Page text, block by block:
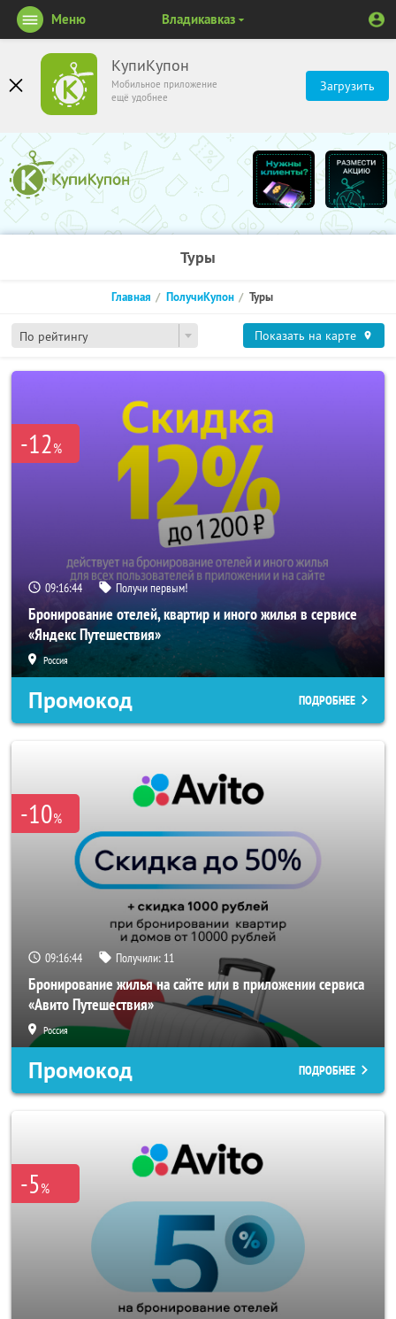
КупиКупон
Мобильное приложение
ещё удобнее
Загрузить
Меню Владикавказ
Туры
По рейтингу
Главная ПолучиКупон Туры
Показать на карте
-12%
09:16:44 Получи первым!
Бронирование отелей, квартир и иного жилья в сервисе
«Яндекс Путешествия»
Россия
Промокод ПОДРОБНЕЕ
-10%
09:16:44 Получили: 11
Бронирование жилья на сайте или в приложении сервиса
«Авито Путешествия»
Россия
Промокод ПОДРОБНЕЕ
-5%